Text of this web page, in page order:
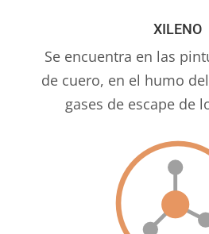
XILENO
Se encuentra en las
de cuero, en el humo
gases de escape de